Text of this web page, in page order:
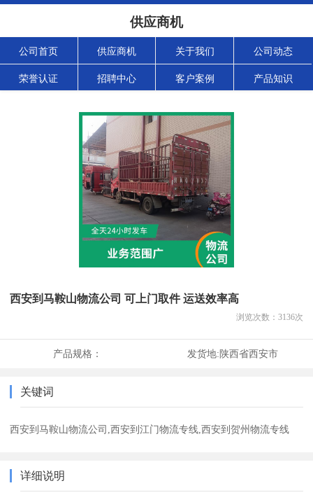
供应商机
公司首页 供应商机 关于我们 公司动态
荣誉认证 招聘中心 客户案例 产品知识
西安到马鞍山物流公司 可上门取件 运送效率高
浏览次数： 3136次
产品规格： 发货地:陕西省西安市
关键词
西安到马鞍山物流公司,西安到江门物流专线,西安到贺州物流专线
详细说明